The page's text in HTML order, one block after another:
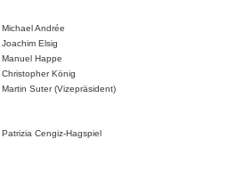
Michael Andrée
Joachim Elsig
Manuel Happe
Christopher König
Martin Suter (Vizepräsident)
Patrizia Cengiz-Hagspiel